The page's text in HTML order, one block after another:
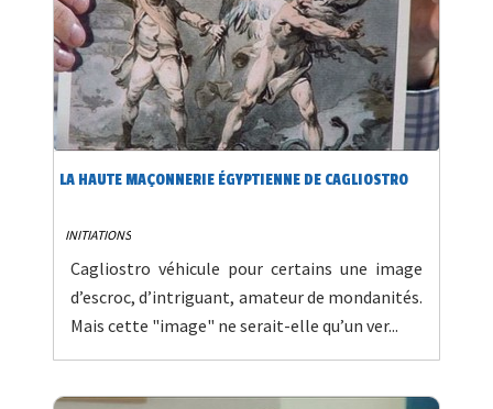
LA HAUTE MAÇONNERIE ÉGYPTIENNE DE CAGLIOSTRO
INITIATIONS
Cagliostro véhicule pour certains une image
d’escroc, d’intriguant, amateur de mondanités.
Mais cette "image" ne serait-elle qu’un ver...